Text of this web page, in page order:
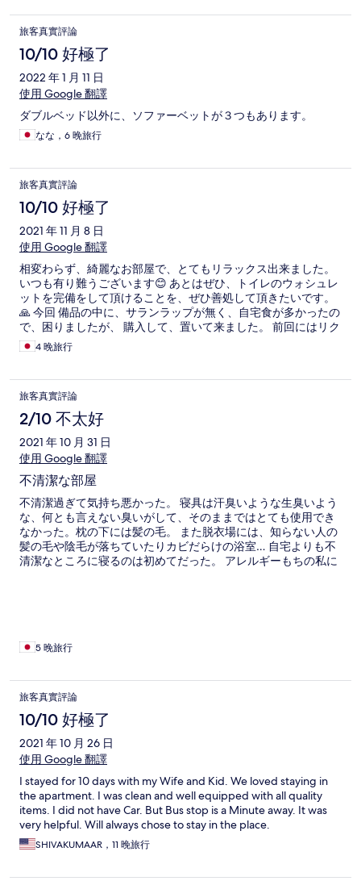
旅客真實評論
10/10 好極了
2022 年 1 月 11 日
使用 Google 翻譯
ダブルベッド以外に、ソファーベットが３つもあります。
なな，6 晚旅行
旅客真實評論
10/10 好極了
2021 年 11 月 8 日
使用 Google 翻譯
相変わらず、綺麗なお部屋で、とてもリラックス出来ました。
いつも有り難うございます😊 あとはぜひ、トイレのウォシュレ
ットを完備をして頂けることを、ぜひ善処して頂きたいです。
🙏 今回 備品の中に、サランラップが無く、自宅食が多かったの
で、困りましたが、 購入して、置いて来ました。 前回にはリク
エストで、足が悪く2階をお願いしましたが、 今回もリクエス
トさせて頂いたと思いますが3階になっていて、あのマンション
物を車に置き、必要なものだけを持ってあがる必要が、ありま
した。 そして、今回 バナナの花を持ち帰るつもりが、置いて
来てしまいました💦 大きいものなので、処分が大変であったと
思います。申し訳有りません🙏
4 晚旅行
旅客真實評論
2/10 不太好
2021 年 10 月 31 日
使用 Google 翻譯
不清潔な部屋
不清潔過ぎて気持ち悪かった。 寝具は汗臭いような生臭いよう
な、何とも言えない臭いがして、そのままではとても使用でき
なかった。枕の下には髪の毛。 また脱衣場には、知らない人の
髪の毛や陰毛が落ちていたりカビだらけの浴室… 自宅よりも不
清潔なところに寝るのは初めてだった。 アレルギーもちの私に
5 晚旅行
旅客真實評論
10/10 好極了
2021 年 10 月 26 日
使用 Google 翻譯
I stayed for 10 days with my Wife and Kid. We loved staying in
the apartment. I was clean and well equipped with all quality
items. I did not have Car. But Bus stop is a Minute away. It was
very helpful. Will always chose to stay in the place.
SHIVAKUMAAR，11 晚旅行